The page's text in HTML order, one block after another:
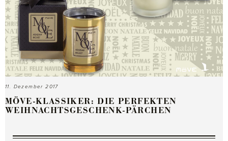
11. Dezember 2017
MÖVE-KLASSIKER: DIE PERFEKTEN
WEIHNACHTSGESCHENK-PÄRCHEN